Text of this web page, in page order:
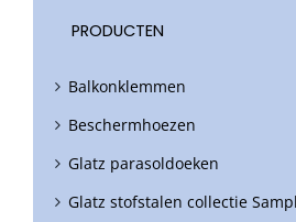
PRODUCTEN
Balkonklemmen
Beschermhoezen
Glatz parasoldoeken
Glatz stofstalen collectie